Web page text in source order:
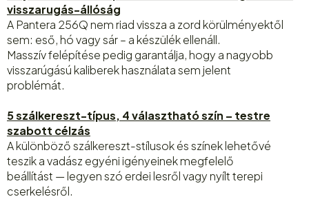
visszarugás-állóság
A Pantera 256Q nem riad vissza a zord körülményektől
sem: eső, hó vagy sár – a készülék ellenáll.
Masszív felépítése pedig garantálja, hogy a nagyobb
visszarúgású kaliberek használata sem jelent
problémát.
5 szálkereszt-típus, 4 választható szín – testre
szabott célzás
A különböző szálkereszt-stílusok és színek lehetővé
teszik a vadász egyéni igényeinek megfelelő
beállítást — legyen szó erdei lesről vagy nyílt terepi
cserkelésről.